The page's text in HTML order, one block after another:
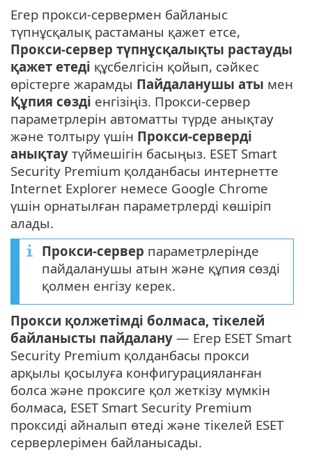
Егер прокси-сервермен байланыс
түпнұсқалық растаманы қажет етсе,
Прокси-сервер түпнұсқалықты растауды
қажет етеді құсбелгісін қойып, сәйкес
өрістерге жарамды Пайдаланушы аты мен
Құпия сөзді енгізіңіз. Прокси-сервер
параметрлерін автоматты түрде анықтау
және толтыру үшін Прокси-серверді
анықтау түймешігін басыңыз. ESET Smart
Security Premium қолданбасы интернетте
Internet Explorer немесе Google Chrome
үшін орнатылған параметрлерді көшіріп
алады.
Прокси-сервер параметрлерінде
пайдаланушы атын және құпия сөзді
қолмен енгізу керек.
Прокси қолжетімді болмаса, тікелей
байланысты пайдалану — Егер ESET Smart
Security Premium қолданбасы прокси
арқылы қосылуға конфигурацияланған
болса және проксиге қол жеткізу мүмкін
болмаса, ESET Smart Security Premium
проксиді айналып өтеді және тікелей ESET
серверлерімен байланысады.